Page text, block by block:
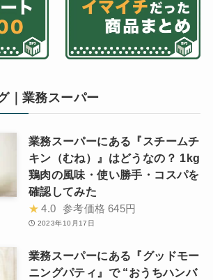
｜業務スーパー
業務スーパーにある『スチームチ
キン（むね）』はどうなの？ 1kg
鶏肉の風味・使い勝手・コスパを
確認してみた
★ 4.0 参考価格 645円
2023年10月17日
業務スーパーにある『グッドモー
ニングパティ』で “おうちハンバ